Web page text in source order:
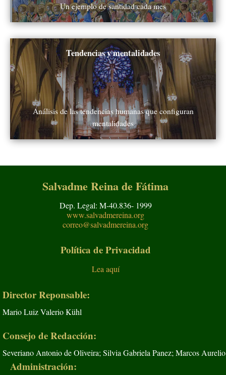
Un ejemplo de santidad cada mes
Ver todos
Tendencias y mentalidades
Análisis de las tendencias humanas que configuran
mentalidades
Salvadme Reina de Fátima
Dep. Legal: M-40.836- 1999
www.salvadmereina.org
correo@salvadmereina.org
Política de Privacidad
Lea aquí
Director Reponsable:
Mario Luiz Valerio Kühl
Consejo de Redacción:
Severiano Antonio de Oliveira; Silvia Gabriela Panez; Marcos
Administración: